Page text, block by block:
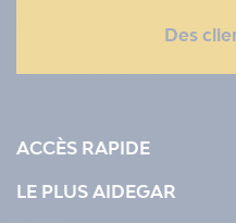
Des
ACCÈS RAPIDE
LE PLUS AIDEGAR